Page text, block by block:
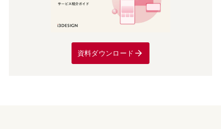
資料ダウンロード